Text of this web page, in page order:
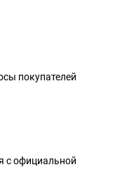
покупателей
с официальной